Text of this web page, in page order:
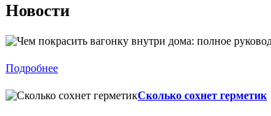
Новости
Подробнее
Сколько сохнет герметик